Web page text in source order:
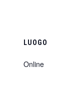
LUOGO
Online